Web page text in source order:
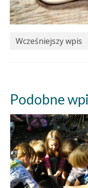
Wcześniejszy wpis
Podobne